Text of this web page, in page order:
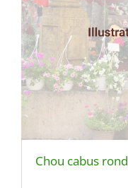
Chou cabus rond